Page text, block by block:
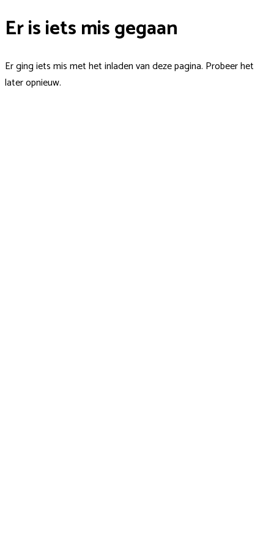
Er is iets mis gegaan
Er ging iets mis met het inladen van deze pagina. Probeer het
later opnieuw.